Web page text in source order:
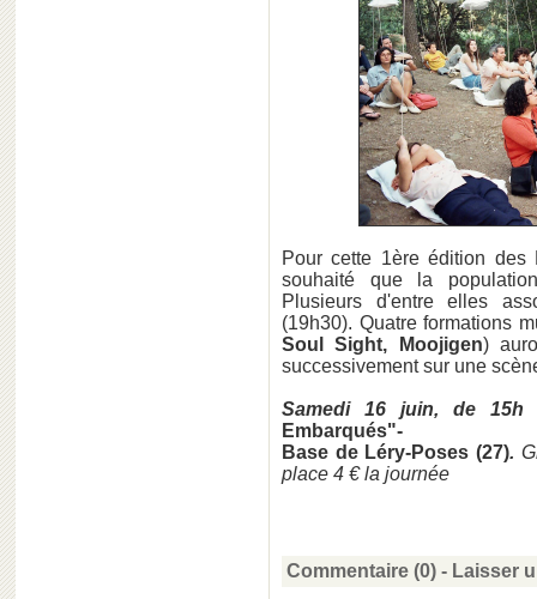
Pour cette 1ère édition des
souhaité que la
Plusieurs d'entre elles
(19h30). Quatre formations
Soul Sight, Moojigen)
successivement sur une
Samedi 16 juin, de
Embarqués"-
Base de Léry-Poses (27).
place 4 € la journée
Commentaire (0) - Laisser